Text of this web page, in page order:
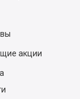
акции